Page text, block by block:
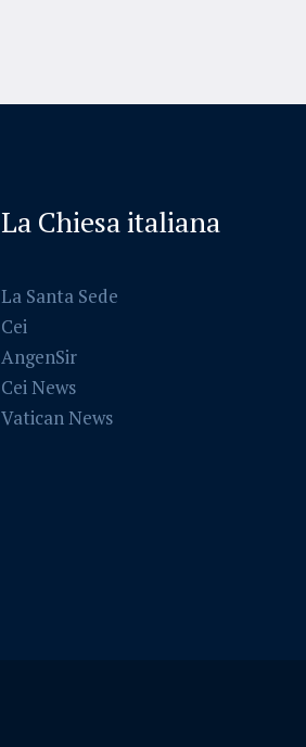
La Chiesa italiana
La Santa Sede
Cei
AngenSir
Cei News
Vatican News